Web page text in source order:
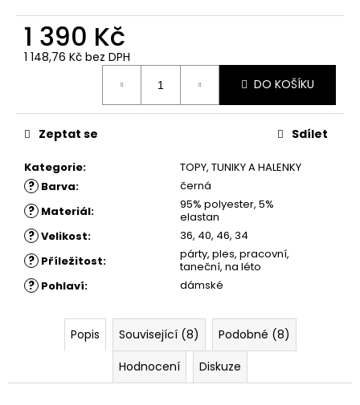
1 390 Kč
1 148,76 Kč bez DPH
DO KOŠÍKU
Kategorie: TOPY, TUNIKY A HALENKY
? Barva: černá
? Materiál:
95% polyester, 5%
elastan
? Velikost: 36, 40, 46, 34
? Příležitost:
párty, ples, pracovní,
taneční, na léto
? Pohlaví: dámské
Zeptat se Sdílet
Popis Související (8)
Podobné (8)
Hodnocení
Diskuze
č
e
ŠATY
ROSE
POUZDROVÉ
ŠATY
MODRÉ
680
Kč